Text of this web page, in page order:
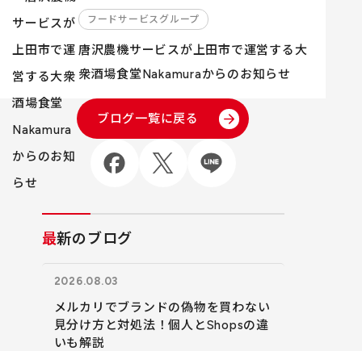
フードサービスグループ
唐沢農機サービスが上田市で運営する大
衆酒場食堂Nakamuraからのお知らせ
ブログ一覧に戻る
最新のブログ
2026.08.03
メルカリでブランドの偽物を買わない
見分け方と対処法！個人とShopsの違
いも解説